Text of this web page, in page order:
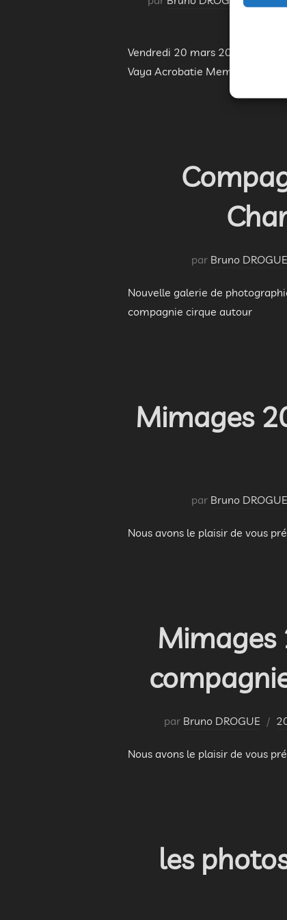
Vendredi 20 mars 2020 à la
Vaya Acrobatie Membre
par Bruno DROGUE
Nouvelle galerie de
compagnie cirque autour
Mimages
par Bruno DROGUE
Nous avons le plaisir de vous
Mimages
par Bruno DROGUE
Nous avons le plaisir de vous
les